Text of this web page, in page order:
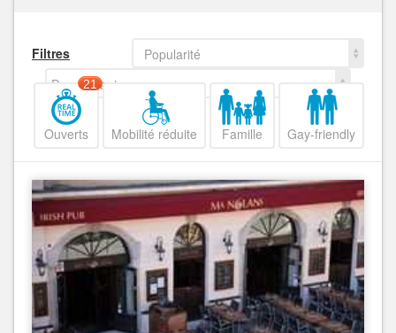
Filtres
Popularité
Decroissant
Ouverts
21
Mobilité réduite Famille Gay-friendly